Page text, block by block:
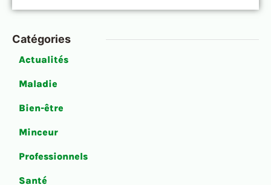
Catégories
Actualités
Maladie
Bien-être
Minceur
Professionnels
Santé